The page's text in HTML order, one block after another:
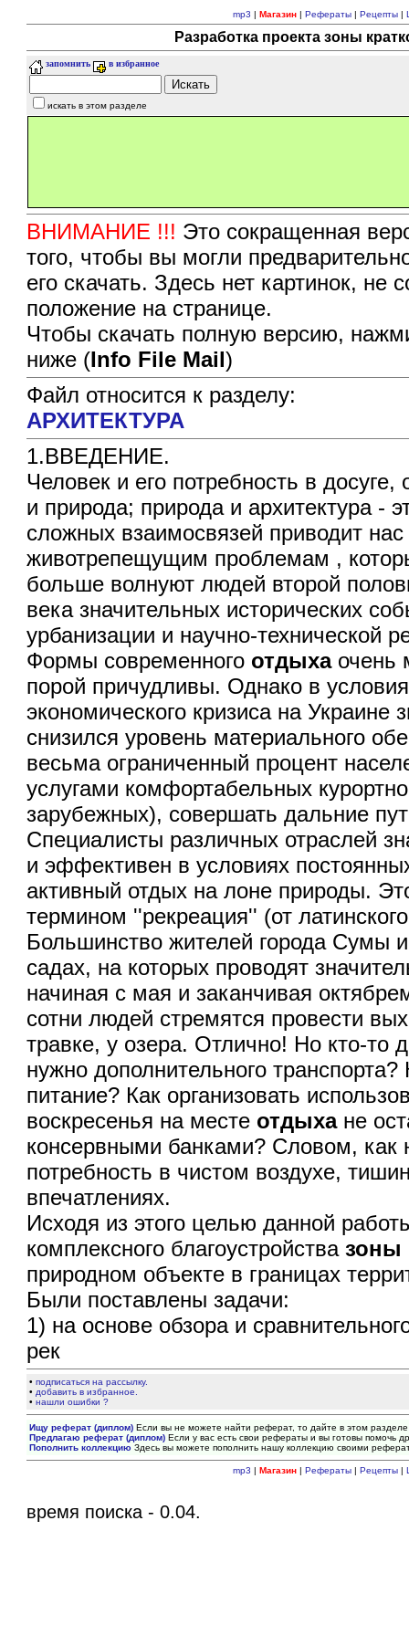
mp3 | Магазин| Рефераты| Рецепты|
Разработка проекта зоны
запомнить в избранное
искать в этом разделе
ВНИМАНИЕ !!! Это сокращенная
того, чтобы вы могли
его скачать. Здесь нет картинок,
положение на странице.
Чтобы скачать полную версию,
ниже (Info File Mail)
Файл относится к разделу:
АРХИТЕКТУРА
1.ВВЕДЕНИЕ.
Человек и его потребность в досуге,
и природа; природа и архитектура -
сложных взаимосвязей приводит нас
животрепещущим проблемам ,
больше волнуют людей второй
века значительных исторических
урбанизации и научно-технической
Формы современного отдыхаочень
порой причудливы. Однако в
экономического кризиса на Украине
снизился уровень материального
весьма ограниченный процент
услугами комфортабельных
зарубежных), совершать дальние
Специалисты различных отраслей
и эффективен в условиях
активный отдых на лоне природы.
термином ''рекреация'' (от
Большинство жителей города Сумы
садах, на которых проводят
начиная с мая и заканчивая
сотни людей стремятся провести
травке, у озера. Отлично! Но кто-то
нужно дополнительного
питание? Как организовать
воскресенья на месте отдыхане
консервными банками? Словом, как
потребность в чистом воздухе,
впечатлениях.
Исходя из этого целью данной
комплексного благоустройствазоны
природном объекте в границах
Были поставлены задачи:
1) на основе обзора и
рек
•подписаться на рассылку.
• добавить в избранное.
•нашли ошибки ?
Ищу реферат (диплом) Если вы не можете найти реферат, то дайте в этом
Предлагаю реферат (диплом) Если у вас есть свои рефераты и вы готовы помочь
Пополнить коллекцию Здесь вы можете пополнить нашу коллекцию своими
mp3 | Магазин| Рефераты| Рецепты|
время поиска - 0.04.